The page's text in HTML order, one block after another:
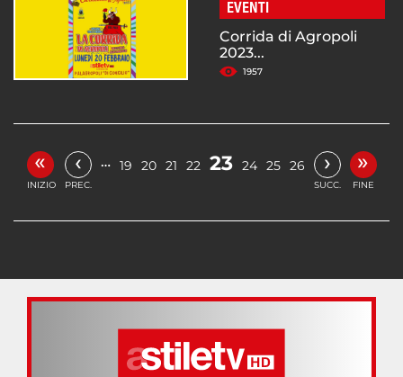
EVENTI
Corrida di Agropoli
2023...
1957
«
INIZIO
‹
PREC.
… 19 20 21 22 23 24 25 26 ›
SUCC.
»
FINE